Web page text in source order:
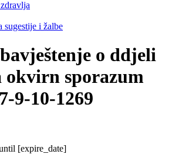
sugestije i žalbe
o ddjeli
okvirn sporazum
9-10-1269
[expire_date]